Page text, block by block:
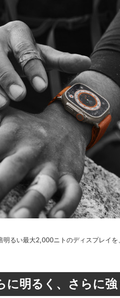
るい最大2,000ニトのディスプレイ
に明るく、さらに強